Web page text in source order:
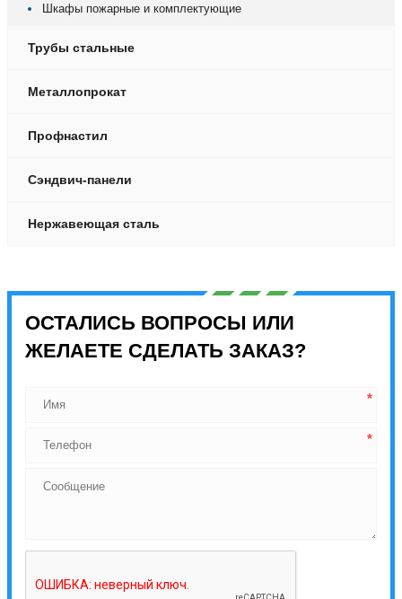
Шкафы пожарные и комплектующие
Трубы стальные
Металлопрокат
Профнастил
Сэндвич-панели
Нержавеющая сталь
ОСТАЛИСЬ ВОПРОСЫ ИЛИ
ЖЕЛАЕТЕ СДЕЛАТЬ ЗАКАЗ?